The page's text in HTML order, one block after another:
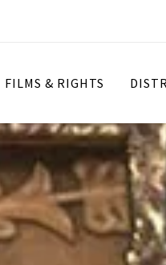
FILMS & RIGHTS